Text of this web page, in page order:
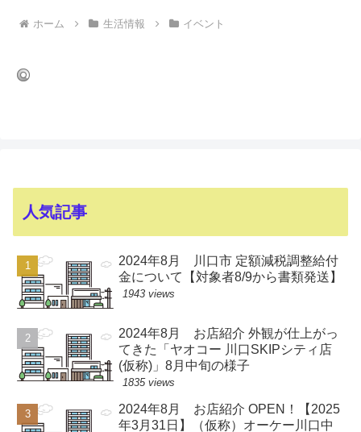
ホーム 生活情報 イベント
人気記事
2024年8月 川口市 定額減税調整給付
金について【対象者8/9から書類発送】
1943 views
2024年8月 お店紹介 外観が仕上がっ
てきた「ヤオコー 川口SKIPシティ店
(仮称)」8月中旬の様子
1835 views
2024年8月 お店紹介 OPEN！【2025
年3月31日】（仮称）オーケー川口中